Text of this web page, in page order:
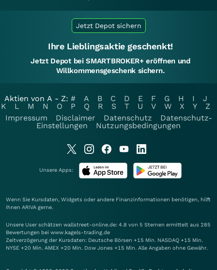
Jetzt Depot sichern
Ihre Lieblingsaktie geschenkt!
Jetzt Depot bei SMARTBROKER+ eröffnen und
Willkommensgeschenk sichern.
Aktien von A - Z: # A B C D E F G H I
J
K
L M N O P Q R S T U V W X Y
Z
Impressum
Disclaimer Datenschutz
Datenschutz-
Einstellungen
Nutzungsbedingungen
Unsere Apps:
Wenn Sie Kursdaten, Widgets oder andere Finanzinformationen benötigen, hilft
Ihnen ARIVA gerne.
Unsere User schätzen wallstreet-online.de: 4.8 von 5 Sternen ermittelt aus 285
Bewertungen bei www.kagels-trading.de
Zeitverzögerung der Kursdaten: Deutsche Börsen +15 Min. NASDAQ +15 Min.
NYSE +20 Min. AMEX +20 Min. Dow Jones +15 Min. Alle Angaben ohne Gewähr.